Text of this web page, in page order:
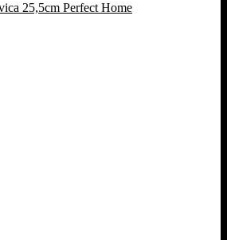
25,5cm Perfect Home